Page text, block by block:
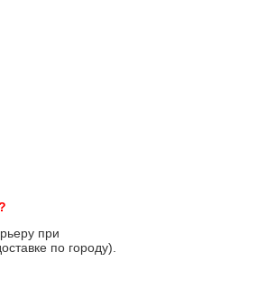
при
по городу).